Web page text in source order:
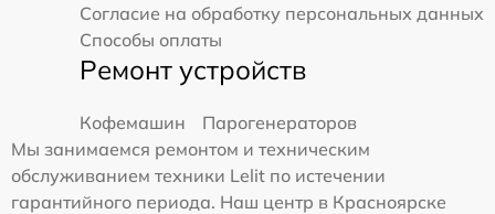
Согласие на обработку персональных данных
Способы оплаты
Ремонт устройств
Кофемашин
Парогенераторов
Мы занимаемся ремонтом и техническим
обслуживанием техники Lelit по истечении
гарантийного периода. Наш центр в Красноярске